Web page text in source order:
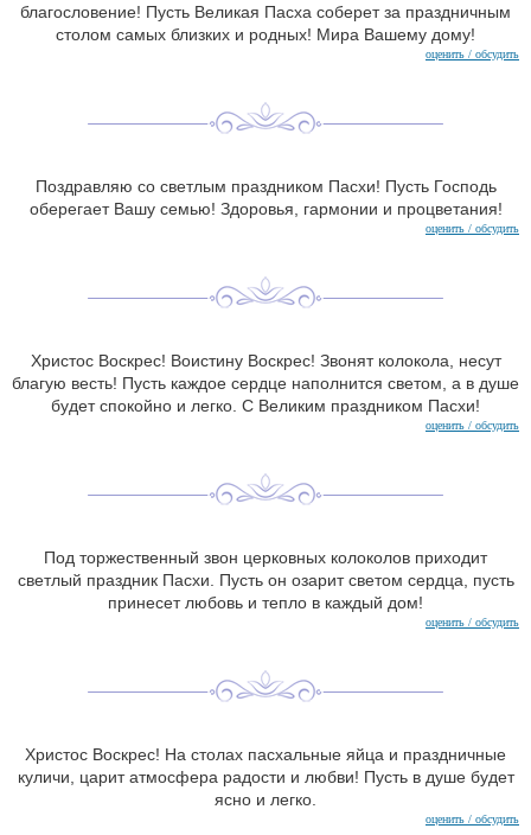
благословение! Пусть Великая Пасха соберет за праздничным
столом самых близких и родных! Мира Вашему дому!
оценить / обсудить
Поздравляю со светлым праздником Пасхи! Пусть Господь
оберегает Вашу семью! Здоровья, гармонии и процветания!
оценить / обсудить
Христос Воскрес! Воистину Воскрес! Звонят колокола, несут
благую весть! Пусть каждое сердце наполнится светом, а в душе
будет спокойно и легко. С Великим праздником Пасхи!
оценить / обсудить
Под торжественный звон церковных колоколов приходит
светлый праздник Пасхи. Пусть он озарит светом сердца, пусть
принесет любовь и тепло в каждый дом!
оценить / обсудить
Христос Воскрес! На столах пасхальные яйца и праздничные
куличи, царит атмосфера радости и любви! Пусть в душе будет
ясно и легко.
оценить / обсудить